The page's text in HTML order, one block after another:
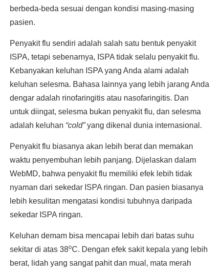
berbeda-beda sesuai dengan kondisi masing-masing
pasien.
Penyakit flu sendiri adalah salah satu bentuk penyakit
ISPA, tetapi sebenarnya, ISPA tidak selalu penyakit flu.
Kebanyakan keluhan ISPA yang Anda alami adalah
keluhan selesma. Bahasa lainnya yang lebih jarang Anda
dengar adalah rinofaringitis atau nasofaringitis. Dan
untuk diingat, selesma bukan penyakit flu, dan selesma
adalah keluhan “cold”yang dikenal dunia internasional.
Penyakit flu biasanya akan lebih berat dan memakan
waktu penyembuhan lebih panjang. Dijelaskan dalam
WebMD, bahwa penyakit flu memiliki efek lebih tidak
nyaman dari sekedar ISPA ringan. Dan pasien biasanya
lebih kesulitan mengatasi kondisi tubuhnya daripada
sekedar ISPA ringan.
Keluhan demam bisa mencapai lebih dari batas suhu
sekitar di atas 38oC. Dengan efek sakit kepala yang lebih
berat, lidah yang sangat pahit dan mual, mata merah